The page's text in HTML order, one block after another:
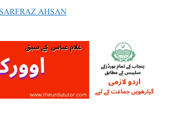
SARFRAZ AHSAN